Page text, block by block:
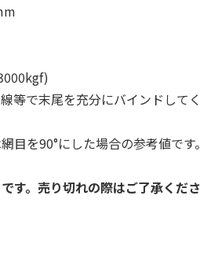
等で末尾を充分にバインドしてく
目を90°にした場合の参考値です。
す。売り切れの際はご了承くださ